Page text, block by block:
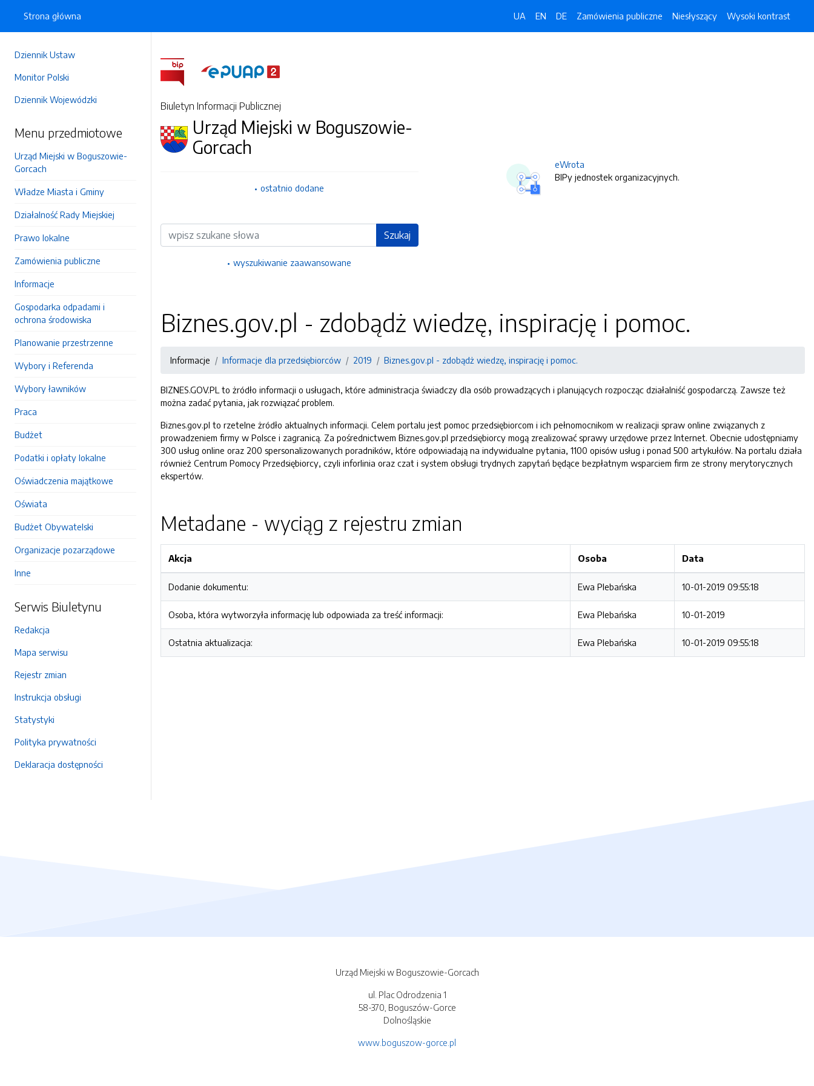
Dziennik Ustaw
Monitor Polski
Dziennik Wojewódzki
Menu przedmiotowe
Urząd Miejski w Boguszowie-
Gorcach
Władze Miasta i Gminy
Działalność Rady Miejskiej
Prawo lokalne
Zamówienia publiczne
Informacje
Gospodarka odpadami i
ochrona środowiska
Planowanie przestrzenne
Wybory i Referenda
Wybory ławników
Praca
Budżet
Podatki i opłaty lokalne
Oświadczenia majątkowe
Oświata
Budżet Obywatelski
Organizacje pozarządowe
Inne
Serwis Biuletynu
Redakcja
Mapa serwisu
Rejestr zmian
Instrukcja obsługi
Statystyki
Polityka prywatności
Deklaracja dostępności
Strona główna UA EN DE Zamówienia publiczne Niesłyszący Wysoki kontrast
Biuletyn Informacji Publicznej
Urząd Miejski w Boguszowie-
Gorcach
ostatnio dodane
Wyszukiwarka Szukaj
wyszukiwanie zaawansowane
eWrota
BIPy jednostek organizacyjnych.
Biznes.gov.pl - zdobądż wiedzę, inspirację i pomoc.
Informacje Informacje dla przedsiębiorców 2019 Biznes.gov.pl - zdobądż wiedzę, inspirację i pomoc.
BIZNES.GOV.PL to żródło informacji o usługach, które administracja świadczy dla osób prowadzących i planujących rozpocząc działalniść gospodarczą. Zawsze też
można zadać pytania, jak rozwiązać problem.
Biznes.gov.pl to rzetelne żródło aktualnych informacji. Celem portalu jest pomoc przedsiębiorcom i ich pełnomocnikom w realizacji spraw online związanych z
prowadzeniem firmy w Polsce i zagranicą. Za pośrednictwem Biznes.gov.pl przedsiębiorcy mogą zrealizować sprawy urzędowe przez Internet. Obecnie udostępniamy
300 usług online oraz 200 spersonalizowanych poradników, które odpowiadają na indywidualne pytania, 1100 opisów usług i ponad 500 artykułów. Na portalu działa
również Centrum Pomocy Przedsiębiorcy, czyli inforlinia oraz czat i system obsługi trydnych zapytań będące bezpłatnym wsparciem firm ze strony merytorycznych
ekspertów.
Metadane - wyciąg z rejestru zmian
Akcja Osoba Data
Dodanie dokumentu: Ewa Plebańska 10-01-2019 09:55:18
Osoba, która wytworzyła informację lub odpowiada za treść informacji: Ewa Plebańska 10-01-2019
Ostatnia aktualizacja: Ewa Plebańska 10-01-2019 09:55:18
Urząd Miejski w Boguszowie-Gorcach
ul. Plac Odrodzenia 1
58-370, Boguszów-Gorce
Dolnośląskie
www.boguszow-gorce.pl